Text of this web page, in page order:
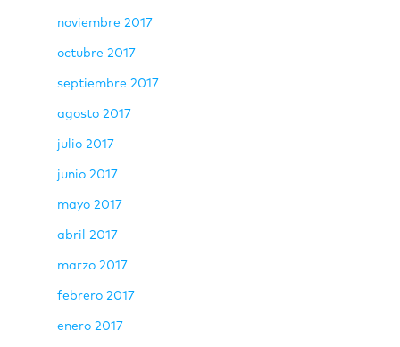
noviembre 2017
octubre 2017
septiembre 2017
agosto 2017
julio 2017
junio 2017
mayo 2017
abril 2017
marzo 2017
febrero 2017
enero 2017